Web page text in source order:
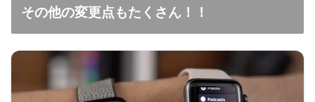
その他の変更点もたくさん！！